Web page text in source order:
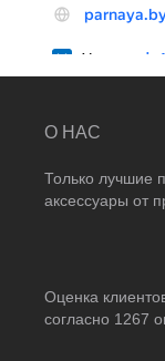
О НАС
Только лучшие
аксессуары от
Оценка
согласно 1267